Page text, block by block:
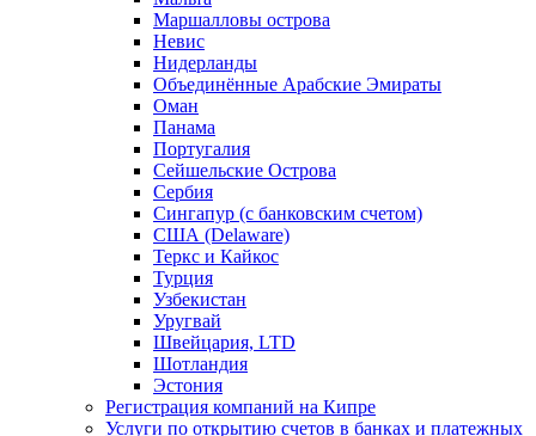
Маршалловы острова
Нeвис
Нидерланды
Объединённые Арабские Эмираты
Оман
Панама
Португалия
Сейшельские Острова
Сербия
Сингапур (c банковским счетом)
США (Delaware)
Теркс и Кайкос
Турция
Узбекистан
Уругвай
Швейцария, LTD
Шотландия
Эстония
Регистрация компаний на Кипре
Услуги по открытию счетов в банках и платежных